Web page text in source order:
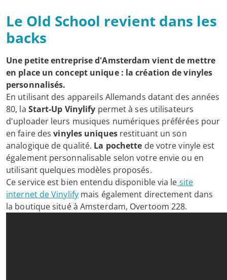
Le Old School revient dans les
backs
Une petite entreprise d'Amsterdam vient de mettre
en place un concept unique : la création de vinyles
personnalisés.
En utilisant des appareils Allemands datant des années
80, la Start-Up Vinylify permet à ses utilisateurs
d'uploader leurs musiques numériques préférées pour
en faire desvinyles uniquesrestituant un son
analogique de qualité. La pochette de votre vinyle est
également personnalisable selon votre envie ou en
utilisant quelques modèles proposés.
Ce service est bien entendu disponible via le site
internet de Vinylify mais également directement dans
la boutique situé à Amsterdam, Overtoom 228.